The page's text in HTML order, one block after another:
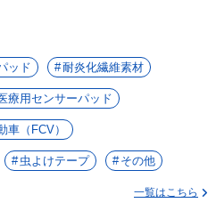
ッド 耐炎化繊維素材
療用センサーパッド
車（FCV）
虫よけテープ その他
一覧はこちら